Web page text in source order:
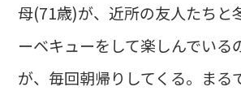
母(71歳)が、近所の友人たちと
ーベキューをして楽しんでいる
が、毎回朝帰りしてくる。まる